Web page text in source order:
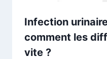
Infection
comment les
vite ?